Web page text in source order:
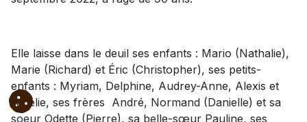
Elle laisse dans le deuil ses enfants : Mario (Nathalie),
Marie (Richard) et Éric (Christopher), ses petits-
enfants : Myriam, Delphine, Audrey-Anne, Alexis et
Amélie, ses frères André, Normand (Danielle) et sa
soeur Odette (Pierre), sa belle-sœur Pauline, ses